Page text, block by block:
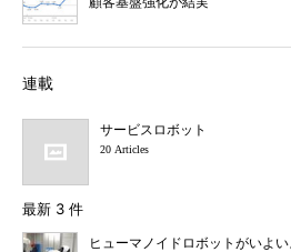
連載
サービスロボット
20 Articles
最新 3 件
ヒューマノイドロボットがいよ